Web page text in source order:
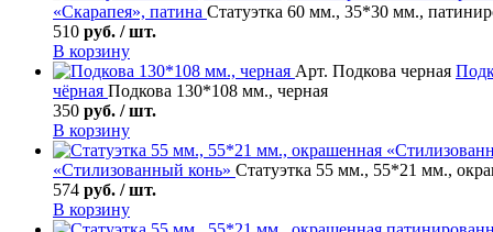
«Скарапея», патина Статуэтка 60 мм., 35*30 мм.,
510 руб. / шт.
В корзину
Арт. Подкова черная
чёрная Подкова 130*108 мм., черная
350 руб. / шт.
В корзину
«Стилизованный конь» Статуэтка 55 мм., 55*21 мм.,
574 руб. / шт.
В корзину